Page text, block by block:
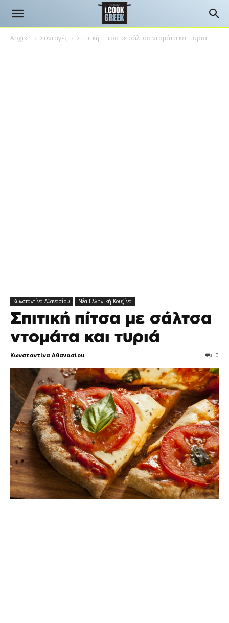
Αρχική Συνταγές Σπιτική πίτσα με σάλτσα ντομάτα και τυριά
Κωνσταντίνα Αθανασίου Νέα Ελληνική Κουζίνα
Σπιτική πίτσα με σάλτσα
ντομάτα και τυριά
Κωνσταντίνα Αθανασίου 0